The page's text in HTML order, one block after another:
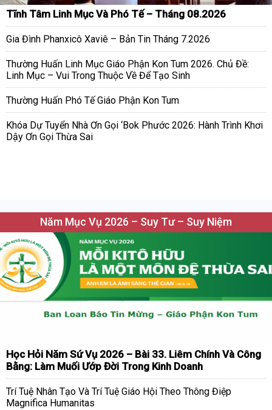
Tĩnh Tâm Linh Mục Và Phó Tế – Tháng 08.2026
Gia Đình Phanxicô Xaviê – Bản Tin Tháng 7.2026
Thường Huấn Linh Mục Giáo Phận Kon Tum 2026. Chủ Đề:
Linh Mục – Vui Trong Thuộc Về Để Tạo Sinh
Thường Huấn Phó Tế Giáo Phận Kon Tum
Khóa Dự Tuyển Nhà Ơn Gọi ‘Bok Phước 2026: Hành Trình Khơi
Dậy Ơn Gọi Thừa Sai
Năm Mục Vụ 2026 – Suy Tư – Suy Niệm
Học Hỏi Năm Sứ Vụ 2026 – Bài 33. Liêm Chính Và Công
Bằng: Làm Muối Ướp Đời Trong Kinh Doanh
Trí Tuệ Nhân Tạo Và Trí Tuệ Giáo Hội Theo Thông Điệp
Magnifica Humanitas